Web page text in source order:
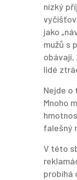
nízký
jako
mužů s
obávají,
lidé
Nejde o
Mnoho
falešný
V této
probíhá